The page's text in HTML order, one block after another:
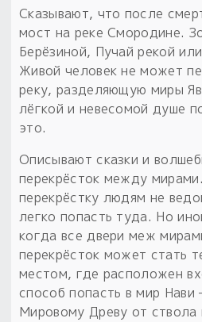
Сказывают, что после
мост на реке Смородине.
Берёзиной, Пучай рекой
Живой человек не может
реку, разделяющую миры
лёгкой и невесомой душе
это.
Описывают сказки и
перекрёсток между
перекрёстку людям не
легко попасть туда. Но
когда все двери меж
перекрёсток может стать
местом, где расположен
способ попасть в мир Нави
Мировому Древу от ствола